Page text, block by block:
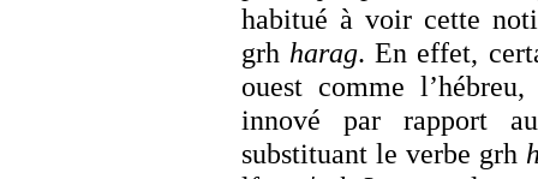
habitué à voir cette
grh harag. En effet,
ouest comme
innové par rapport
substituant le verbe grh